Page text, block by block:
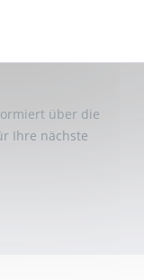
über die
Ihre nächste